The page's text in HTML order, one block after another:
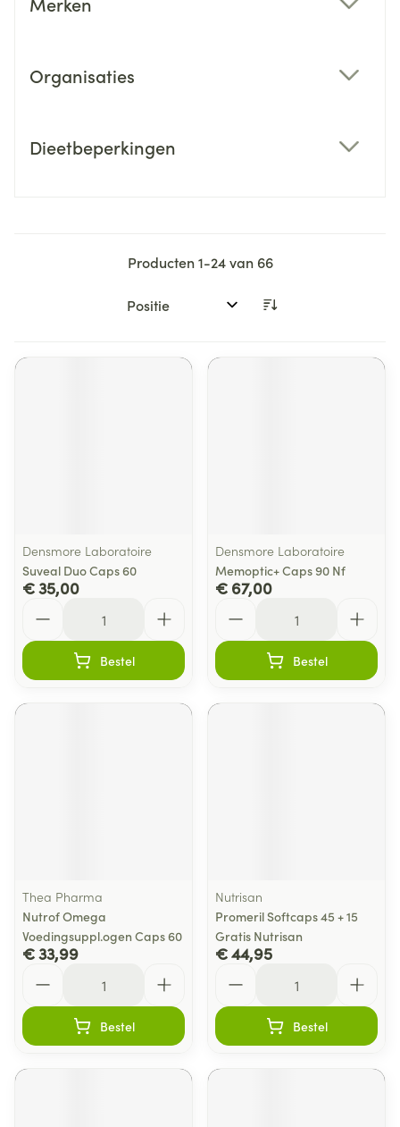
Organisaties
Dieetbeperkingen
Producten1-24van 66
Sorteer op:
Densmore Laboratoire
Suveal Duo Caps 60
€ 35,00
Bestel
Densmore Laboratoire
Memoptic+ Caps 90 Nf
€ 67,00
Bestel
Thea Pharma
Nutrof Omega
Voedingsuppl.ogen Caps 60
€ 33,99
Bestel
Nutrisan
Promeril Softcaps 45 + 15
Gratis Nutrisan
€ 44,95
Bestel